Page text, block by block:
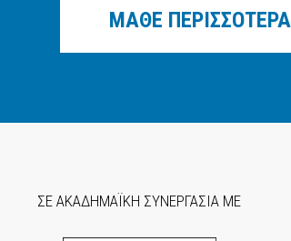
ΜΑΘΕ ΠΕΡΙΣΣΟΤΕΡΑ
ΣΕ ΑΚΑΔΗΜΑΪΚΗ ΣΥΝΕΡΓΑΣΙΑ ΜΕ